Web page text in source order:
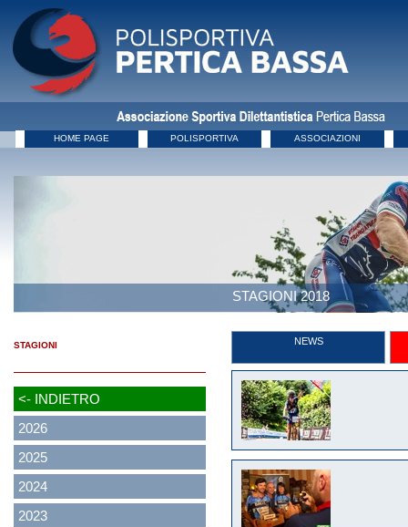
HOME PAGE POLISPORTIVA ASSOCIAZIONI
STAGIONI 2018
STAGIONI
<- INDIETRO
2026
2025
2024
2023
NEWS